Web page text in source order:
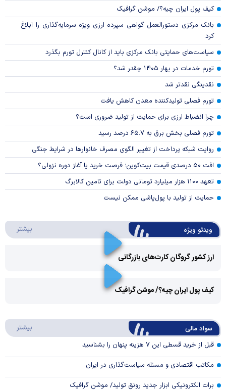
کیف پول ایران چیه؟/ موشن گرافیک
بانک مرکزی دستورالعمل گواهی سپرده ارزی ویژه سرمایه‌گذاری را ابلاغ
کرد
سیاست‌های حمایتی بانک مرکزی باید از کانال کنترل تورم بگذرد
تورم خدمات در بهار ۱۴۰۵ چقدر شد؟
نقدینگی نقدتر شد
تورم فصلی تولیدکننده معدن کاهش یافت
چرا انضباط ارزی برای حمایت از تولید ضروری است؟
تورم فصلی بخش برق به ۶۵.۷ درصد رسید
روایت شبکه پرداخت از تغییر الگوی مصرف خانوار‌ها در شرایط جنگی
افت ۵۰ درصدی قیمت بیت‌کوین؛ فرصت خرید یا آغاز دوره نزولی؟
تعهد ۱۱۰۰ هزار میلیارد تومانی دولت برای تامین کالابرگ
حمایت از تولید با پول‌پاشی ممکن نیست
ویدئو ویژه بیشتر
ارز کشور گروگان کارت‌های بازرگانی
Video
کیف پول ایران چیه؟/ موشن گرافیک
سواد مالی بیشتر
قبل از خرید قسطی این ۷ هزینه پنهان را بشناسید
مکاتب اقتصادی و مسئله سیاست‌گذاری در ایران
برات الکترونیکی ابزار جدید رونق تولید/ موشن گرافیک